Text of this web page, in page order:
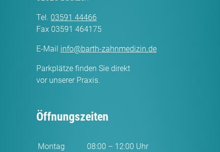
Tel. 03591 44466
Fax 03591 464175
E-Mail info@barth-zahnmedizin.de
Parkplätze finden Sie direkt
vor unserer Praxis.
Öffnungszeiten
Montag
08:00 – 12:00 Uhr